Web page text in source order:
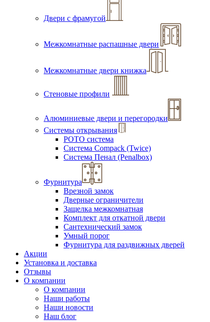
Двери с фрамугой
Межкомнатные распашные двери
Межкомнатные двери книжка
Стеновые профили
Алюминиевые двери и перегородки
Системы открывания
РОТО система
Система Compack (Twice)
Система Пенал (Penalbox)
Фурнитура
Врезной замок
Дверные ограничители
Защелка межкомнатная
Комплект для откатной двери
Сантехнический замок
Умный порог
Фурнитура для раздвижных дверей
Акции
Установка и доставка
Отзывы
О компании
О компании
Наши работы
Наши новости
Наш блог